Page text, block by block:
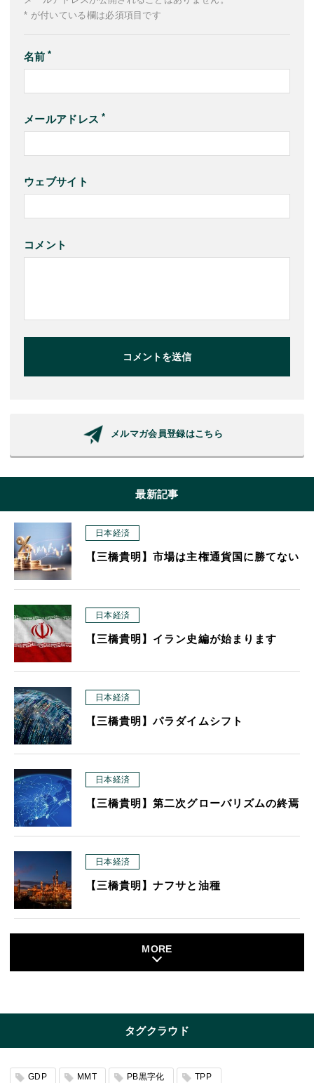
* が付いている欄は必須項目です
名前
メールアドレス
ウェブサイト
コメント
コメントを送信
メルマガ会員登録はこちら
最新記事
日本経済
【三橋貴明】市場は主権通貨国に勝てない
日本経済
【三橋貴明】イラン史編が始まります
日本経済
【三橋貴明】パラダイムシフト
日本経済
【三橋貴明】第二次グローバリズムの終焉
日本経済
【三橋貴明】ナフサと油種
MORE
タグクラウド
GDP MMT PB黒字化 TPP